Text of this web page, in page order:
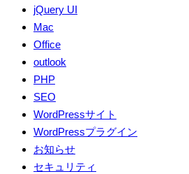
jQuery UI
Mac
Office
outlook
PHP
SEO
WordPressサイト
WordPressプラグイン
お知らせ
セキュリティ